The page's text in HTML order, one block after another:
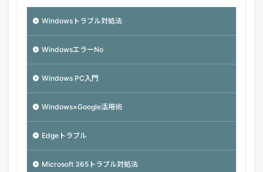
Windowsトラブル対処法
WindowsエラーNo
Windows PC入門
Windows×Google活用術
Edgeトラブル
Microsoft 365トラブル対処法